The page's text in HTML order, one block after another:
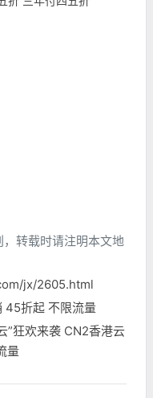
转载时请注明本文地
jx/2605.html
折起 不限流量
”狂欢来袭 CN2香港云
量